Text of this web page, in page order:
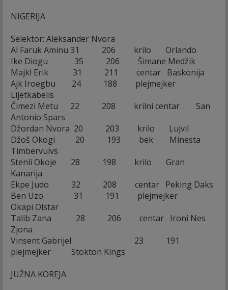
NIGERIJA
Selektor: Aleksander Nvora
Al Faruk Aminu 31 206 krilo Orlando
Ike Diogu 35 206 Šimane Medžik
Majkl Erik 31 211 centar Baskonija
Ajk Iroegbu 24 188 plejmejker
Lijetkabelis
Čimezi Metu 22 208 krilni centar San
Antonio Spars
Džordan Nvora 20 203 krilo Lujvil
Džoš Okogi 20 193 bek Minesta
Timbervulvs
Stenli Okoje 28 198 krilo Gran
Kanarija
Ekpe Judo 32 208 centar Peking Daks
Ben Uzo 31 191 plejmejker
Okapi Olstar
Talib Zana 28 206 centar Ironi Nes
Zjona
Vinsent Gabrijel 23 191
plejmejker Stokton Kings
JUŽNA KOREJA